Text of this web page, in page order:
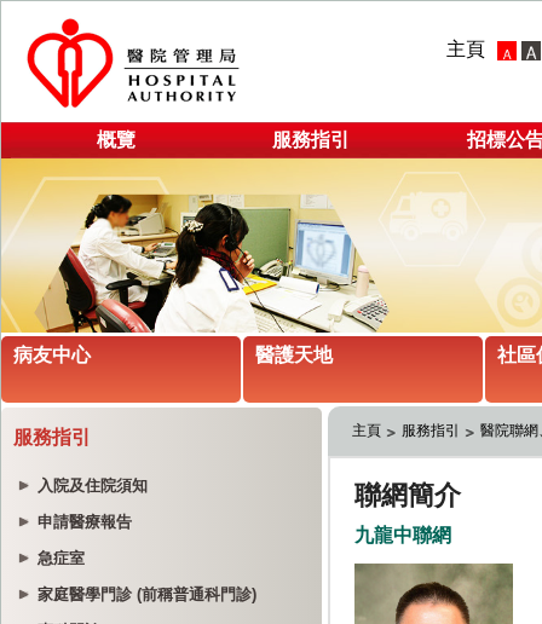
主頁
概覽 服務指引 招標公
病友中心 醫護天地 社區
服務指引
入院及住院須知
申請醫療報告
急症室
家庭醫學門診 (前稱普通科門診)
主頁 服務指引 醫院聯網